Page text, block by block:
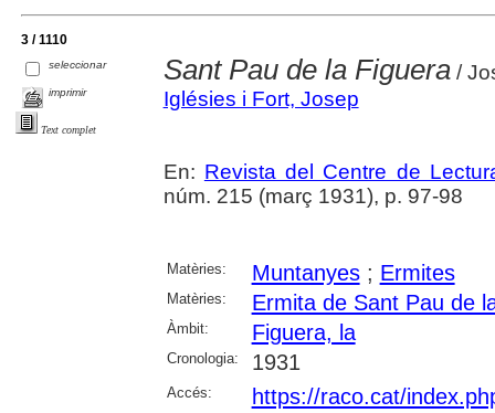
3 / 1110
seleccionar
imprimir
Text complet
Sant Pau de la Figuera/
Iglésies i Fort, Josep
En: Revista del Centre de
núm. 215 (març 1931), p. 97-98
Matèries: Muntanyes; Ermites
Matèries: Ermita de Sant Pau de
Àmbit: Figuera, la
Cronologia: 1931
Accés: https://raco.cat/